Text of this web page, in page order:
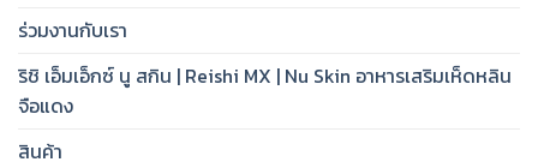
ร่วมงานกับเรา
ริชิ เอ็มเอ็กซ์ นู สกิน | Reishi MX | Nu Skin อาหารเสริมเห็ดหลิน
จือแดง
สินค้า